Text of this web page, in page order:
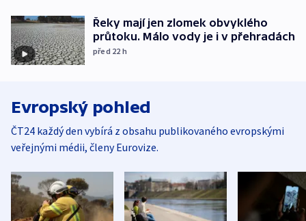
Řeky mají jen zlomek obvyklého
průtoku. Málo vody je i v přehradách
před 22 h
Evropský pohled
ČT24 každý den vybírá z obsahu publikovaného evropskými
veřejnými médii, členy Eurovize.